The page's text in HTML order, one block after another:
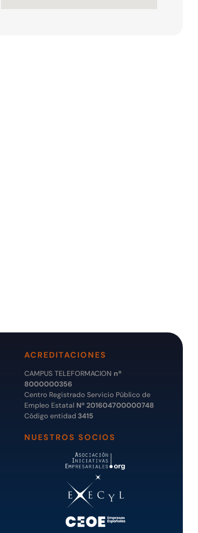
ACREDITACIONES
CAMPUS TELEFORMACION nº
8000000356
Centro Registrado Servicio Público de
Empleo Estatal Nº 201604700000748
Código entidad 3415
NUESTROS SOCIOS